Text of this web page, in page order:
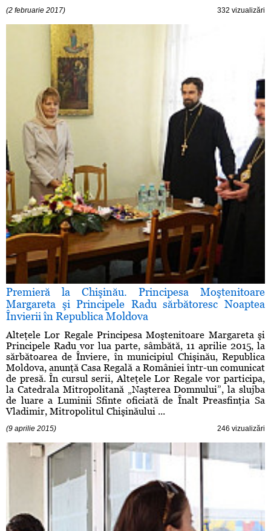
(2 februarie 2017) 332 vizualizări
Premieră la Chişinău. Principesa Moştenitoare
Margareta şi Principele Radu sărbătoresc Noaptea
Învierii în Republica Moldova
Alteţele Lor Regale Principesa Moştenitoare Margareta şi
Principele Radu vor lua parte, sâmbătă, 11 aprilie 2015, la
sărbătoarea de Înviere, în municipiul Chişinău, Republica
Moldova, anunţă Casa Regală a României într-un comunicat
de presă. În cursul serii, Alteţele Lor Regale vor participa,
la Catedrala Mitropolitană „Naşterea Domnului”, la slujba
de luare a Luminii Sfinte oficiată de Înalt Preasfinţia Sa
Vladimir, Mitropolitul Chişinăului ...
(9 aprilie 2015) 246 vizualizări